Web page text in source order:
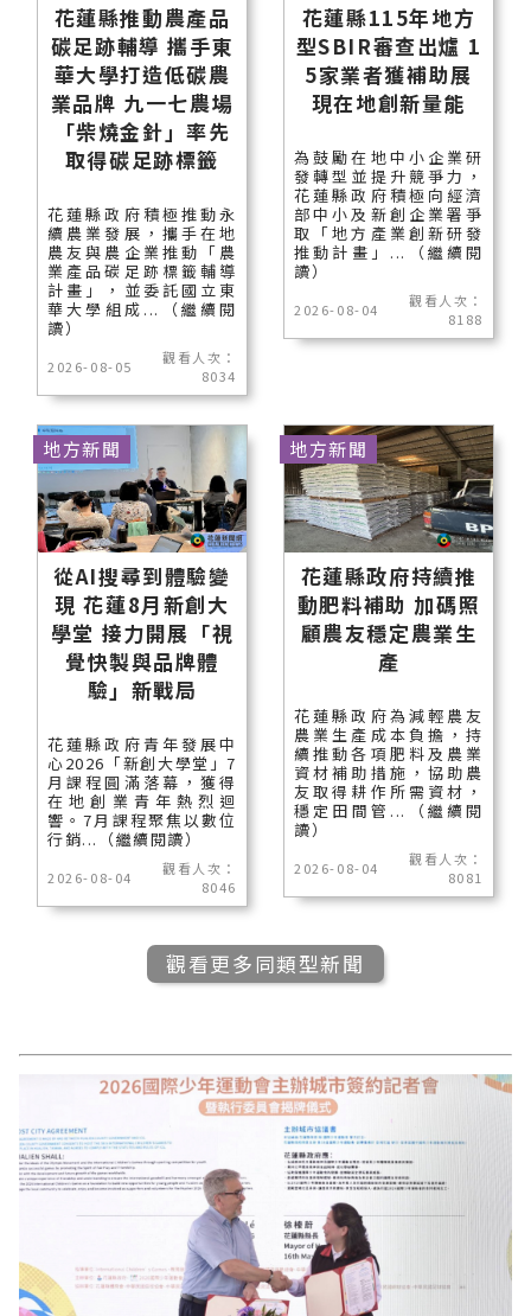
花蓮縣推動農產品
碳足跡輔導 攜手東
華大學打造低碳農
業品牌 九一七農場
「柴燒金針」率先
取得碳足跡標籤
花蓮縣政府積極推動永
續農業發展，攜手在地
農友與農企業推動「農
業產品碳足跡標籤輔導
計畫」，並委託國立東
華大學組成...（繼續閱
讀）
2026-08-05
觀看人次：
8034
花蓮縣115年地方
型SBIR審查出爐 1
5家業者獲補助展
現在地創新量能
為鼓勵在地中小企業研
發轉型並提升競爭力，
花蓮縣政府積極向經濟
部中小及新創企業署爭
取「地方產業創新研發
推動計畫」...（繼續閱
讀）
2026-08-04
觀看人次：
8188
從AI搜尋到體驗變
現 花蓮8月新創大
學堂 接力開展「視
覺快製與品牌體
驗」新戰局
花蓮縣政府青年發展中
心2026「新創大學堂」7
月課程圓滿落幕，獲得
在地創業青年熱烈迴
響。7月課程聚焦以數位
行銷...（繼續閱讀）
2026-08-04
觀看人次：
8046
地方新聞
花蓮縣政府持續推
動肥料補助 加碼照
顧農友穩定農業生
產
花蓮縣政府為減輕農友
農業生產成本負擔，持
續推動各項肥料及農業
資材補助措施，協助農
友取得耕作所需資材，
穩定田間管...（繼續閱
讀）
2026-08-04
觀看人次：
8081
地方新聞
觀看更多同類型新聞